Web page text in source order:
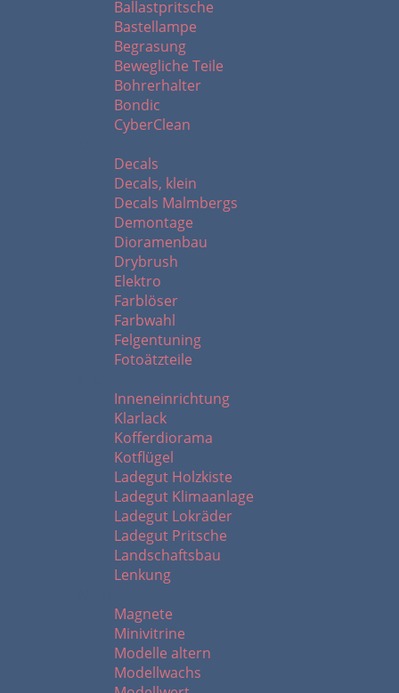
Ballastpritsche
Bastellampe
Begrasung
Bewegliche Teile
Bohrerhalter
Bondic
CyberClean
Decals
Decals, klein
Decals Malmbergs
Demontage
Dioramenbau
Drybrush
Elektro
Farblöser
Farbwahl
Felgentuning
Fotoätzteile
Inneneinrichtung
Klarlack
Kofferdiorama
Kotflügel
Ladegut Holzkiste
Ladegut Klimaanlage
Ladegut Lokräder
Ladegut Pritsche
Landschaftsbau
Lenkung
Magnete
Minivitrine
Modelle altern
Modellwachs